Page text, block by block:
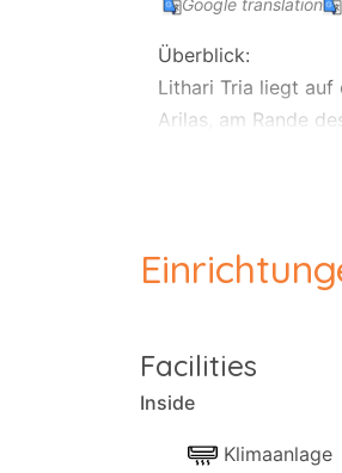
Google translation
Überblick:
Lithari Tria liegt auf
Arilas, am Rande
oder ein Kind auf
eine
Oase mit
Facilities
Inside
Klimaanlage